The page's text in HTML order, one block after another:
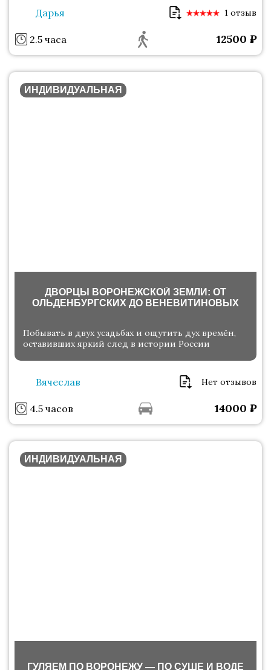
Дарья 1 отзыв
2.5 часа 12500 ₽
ИНДИВИДУАЛЬНАЯ
ДВОРЦЫ ВОРОНЕЖСКОЙ ЗЕМЛИ: ОТ
ОЛЬДЕНБУРГСКИХ ДО ВЕНЕВИТИНОВЫХ
Побывать в двух усадьбах и ощутить дух времён,
оставивших яркий след в истории России
Вячеслав Нет отзывов
4.5 часов 14000 ₽
ИНДИВИДУАЛЬНАЯ
ГУЛЯЕМ ПО ВОРОНЕЖУ — ПО СУШЕ И ВОДЕ